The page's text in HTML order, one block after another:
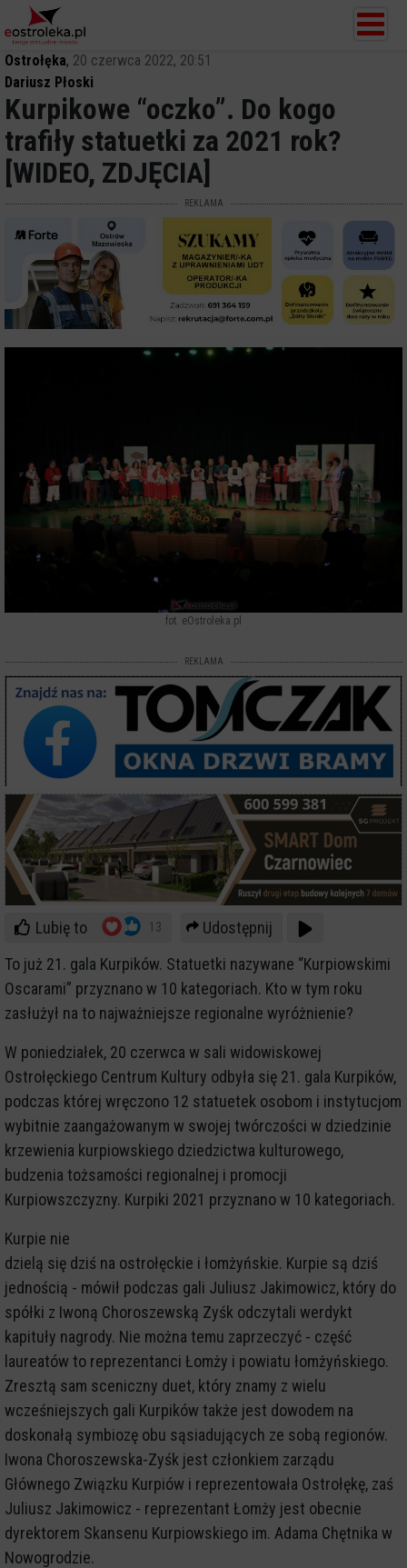
Ostrołęka, 20 czerwca 2022, 20:51
Dariusz Płoski
Kurpikowe “oczko”. Do kogo
trafiły statuetki za 2021 rok?
[WIDEO, ZDJĘCIA]
REKLAMA
fot. eOstroleka.pl
REKLAMA
Lubię to 13
Udostępnij
To już 21. gala Kurpików. Statuetki nazywane “Kurpiowskimi
Oscarami” przyznano w 10 kategoriach. Kto w tym roku
zasłużył na to najważniejsze regionalne wyróżnienie?
W poniedziałek, 20 czerwca w sali widowiskowej
Ostrołęckiego Centrum Kultury odbyła się 21. gala Kurpików,
podczas której wręczono 12 statuetek osobom i instytucjom
wybitnie zaangażowanym w swojej twórczości w dziedzinie
krzewienia kurpiowskiego dziedzictwa kulturowego,
budzenia tożsamości regionalnej i promocji
Kurpiowszczyzny. Kurpiki 2021 przyznano w 10 kategoriach.
Kurpie nie
dzielą się dziś na ostrołęckie i łomżyńskie. Kurpie są dziś
jednością - mówił podczas gali Juliusz Jakimowicz, który do
spółki z Iwoną Choroszewską Zyśk odczytali werdykt
kapituły nagrody. Nie można temu zaprzeczyć - część
laureatów to reprezentanci Łomży i powiatu łomżyńskiego.
Zresztą sam sceniczny duet, który znamy z wielu
wcześniejszych gali Kurpików także jest dowodem na
doskonałą symbiozę obu sąsiadujących ze sobą regionów.
Iwona Choroszewska-Zyśk jest członkiem zarządu
Głównego Związku Kurpiów i reprezentowała Ostrołękę, zaś
Juliusz Jakimowicz - reprezentant Łomży jest obecnie
dyrektorem Skansenu Kurpiowskiego im. Adama Chętnika w
Nowogrodzie.